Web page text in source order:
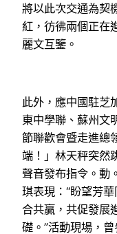
將以此次交通為契
紅，彷彿兩個正在
麗文互鑒。
此外，應中國駐芝
東中學聯、蘇州文
節聯歡會暨走進總
端！」林天秤突然
聲音發布指令。動
琪表現：“盼望芳
合共贏，共促發展
礎。”活動現場，